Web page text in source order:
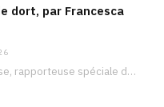
dort, par Francesca
Francesca Albanese, rapporteuse spéciale de l’ONU sur les territoires palestiniens occupés, était à Tunis pour…